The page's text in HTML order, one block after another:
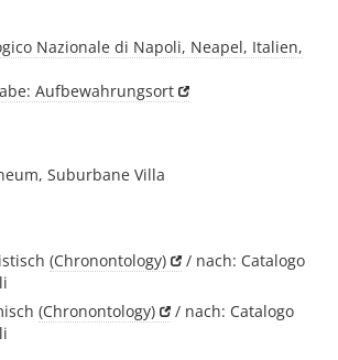
Nazionale di Napoli, Neapel, Italien,
Aufbewahrungsort
Suburbane Villa
(Chronontology)
/ nach: Catalogo
(Chronontology)
/ nach: Catalogo